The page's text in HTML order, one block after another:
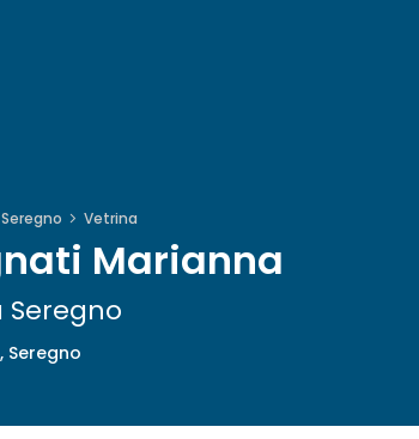
Vetrina
Marianna
Seregno